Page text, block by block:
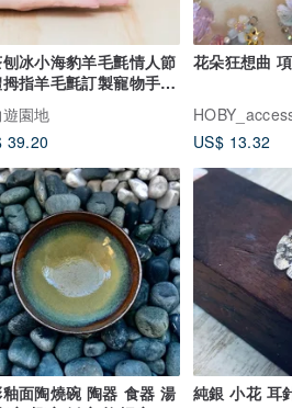
冰小海豹羊毛氈情人節
指羊毛氈訂製寵物手工
念
園地
39.20
花朵狂想曲
US$ 13.32
釉面陶燒碗 陶器 食器 湯
純銀 小花 耳